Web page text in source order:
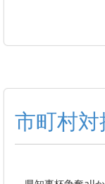
市町村